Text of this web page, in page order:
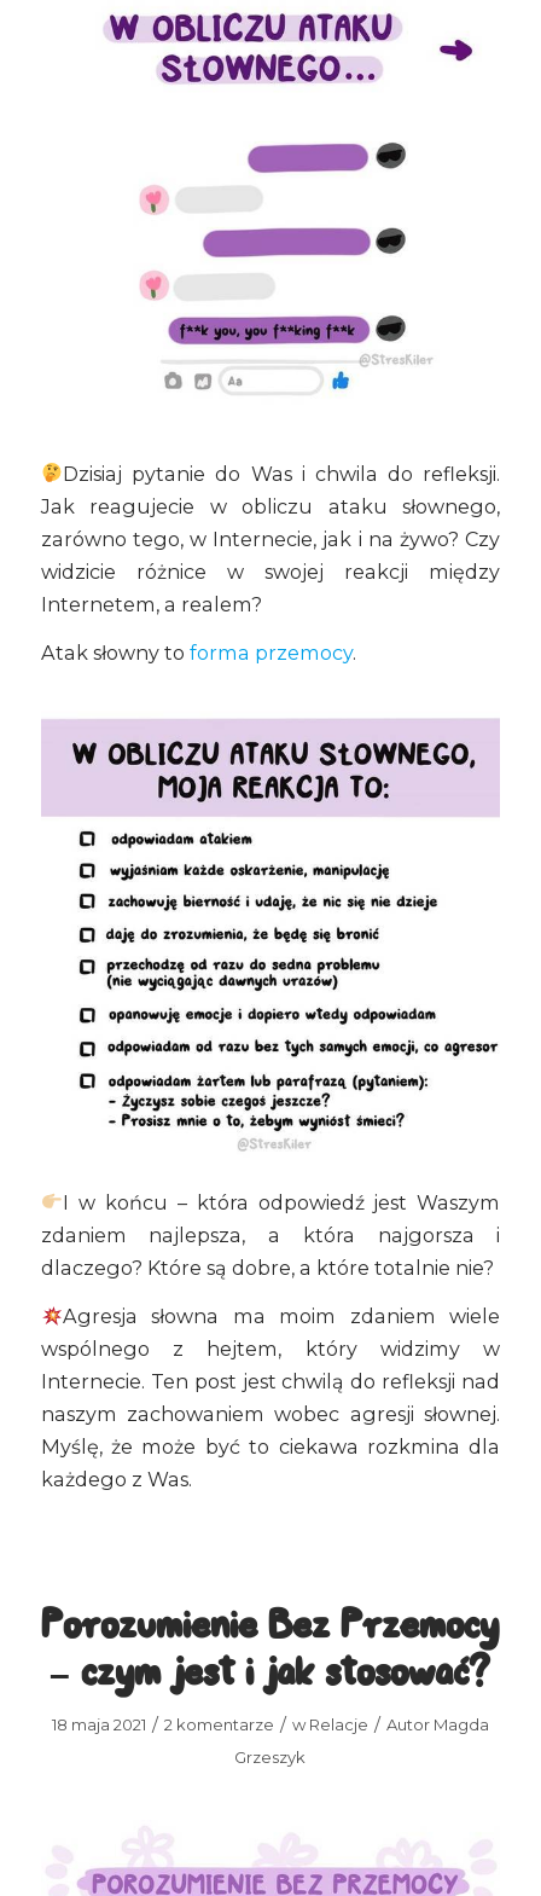
Dzisiaj pytanie do Was i chwila do refleksji.
Jak reagujecie w obliczu ataku słownego,
zarówno tego, w Internecie, jak i na żywo? Czy
widzicie różnice w swojej reakcji między
Internetem, a realem?
Atak słowny to forma przemocy.
I w końcu – która odpowiedź jest Waszym
zdaniem najlepsza, a która najgorsza i
dlaczego? Które są dobre, a które totalnie nie?
Agresja słowna ma moim zdaniem wiele
wspólnego z hejtem, który widzimy w
Internecie. Ten post jest chwilą do refleksji nad
naszym zachowaniem wobec agresji słownej.
Myślę, że może być to ciekawa rozkmina dla
każdego z Was.
Porozumienie Bez Przemocy
– czym jest i jak stosować?
18 maja 2021 / 2 komentarze / wRelacje / Autor Magda
Grzeszyk